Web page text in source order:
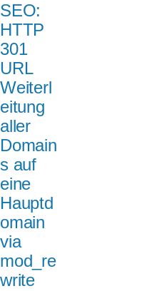
SEO:
HTTP
301
URL
Weiterl
eitung
aller
Domain
s auf
eine
Hauptd
omain
via
mod_re
write